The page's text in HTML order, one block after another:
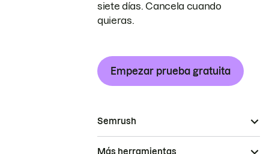
siete días. Cancela cuando
quieras.
Empezar prueba gratuita
Semrush
Más herramientas